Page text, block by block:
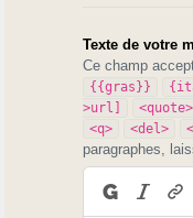
gatesquiro »
prounouciacioûn
> per hères de
esquiròu »
Texte de votre
Ce champ
{{gras}}
>url]
<quote>
<q> <del>
paragraphes,